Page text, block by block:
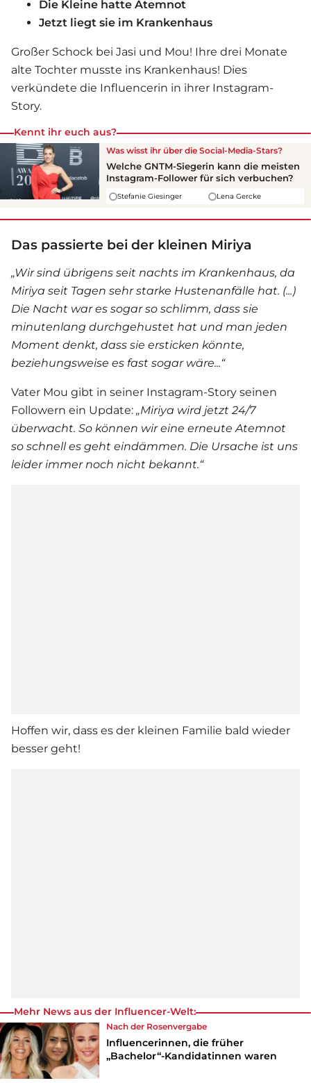
Die Kleine hatte Atemnot
Jetzt liegt sie im Krankenhaus
Großer Schock bei Jasi und Mou! Ihre drei Monate
alte Tochter musste ins Krankenhaus! Dies
verkündete die Influencerin in ihrer Instagram-
Story.
Kennt ihr euch aus?
Was wisst ihr über die Social-Media-Stars?
Welche GNTM-Siegerin kann die meisten
Instagram-Follower für sich verbuchen?
Stefanie Giesinger Lena Gercke
Das passierte bei der kleinen Miriya
„Wir sind übrigens seit nachts im Krankenhaus, da
Miriya seit Tagen sehr starke Hustenanfälle hat. (...)
Die Nacht war es sogar so schlimm, dass sie
minutenlang durchgehustet hat und man jeden
Moment denkt, dass sie ersticken könnte,
beziehungsweise es fast sogar wäre...“
Vater Mou gibt in seiner Instagram-Story seinen
Followern ein Update: „Miriya wird jetzt 24/7
überwacht. So können wir eine erneute Atemnot
so schnell es geht eindämmen. Die Ursache ist uns
leider immer noch nicht bekannt.“
Hoffen wir, dass es der kleinen Familie bald wieder
besser geht!
Mehr News aus der Influencer-Welt:
Nach der Rosenvergabe
Influencerinnen, die früher
„Bachelor“-Kandidatinnen waren